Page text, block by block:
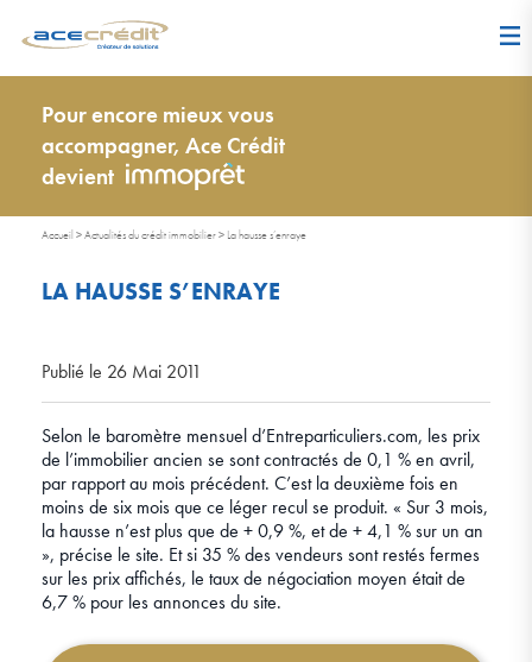
Pour encore mieux vous
accompagner, Ace Crédit
devient
Accueil >Actualités du crédit immobilier> La hausse s’enraye
LA HAUSSE S’ENRAYE
Publié le 26 Mai 2011
Selon le baromètre mensuel d’Entreparticuliers.com, les prix
de l’immobilier ancien se sont contractés de 0,1 % en avril,
par rapport au mois précédent. C’est la deuxième fois en
moins de six mois que ce léger recul se produit. « Sur 3 mois,
la hausse n’est plus que de + 0,9 %, et de + 4,1 % sur un an
», précise le site. Et si 35 % des vendeurs sont restés fermes
sur les prix affichés, le taux de négociation moyen était de
6,7 % pour les annonces du site.